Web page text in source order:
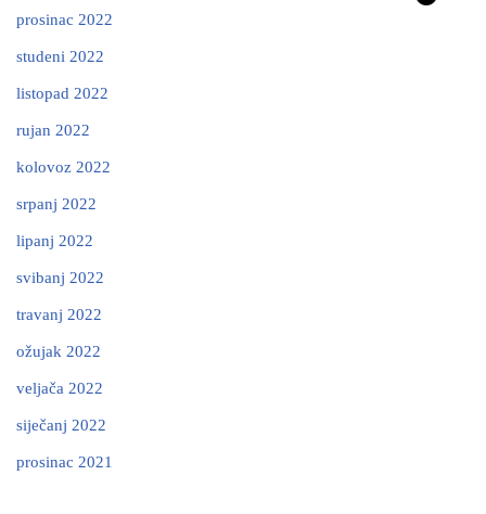
prosinac 2022
studeni 2022
listopad 2022
rujan 2022
kolovoz 2022
srpanj 2022
lipanj 2022
svibanj 2022
travanj 2022
ožujak 2022
veljača 2022
siječanj 2022
prosinac 2021